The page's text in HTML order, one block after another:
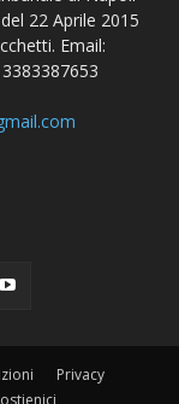
22 Aprile 2015
Email:
Privacy